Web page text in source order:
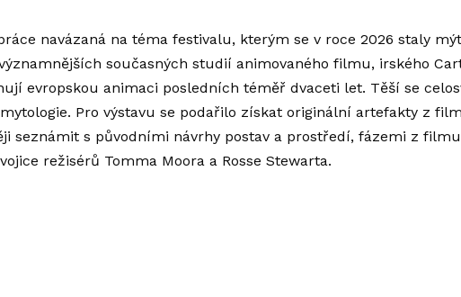
navázaná na téma festivalu, kterým se v roce 2026 staly
současných studií animovaného filmu, irského
evropskou animaci posledních téměř dvaceti let. Těší se
Pro výstavu se podařilo získat originální artefakty z
seznámit s původními návrhy postav a prostředí, fázemi z
režisérů Tomma Moora a Rosse Stewarta.